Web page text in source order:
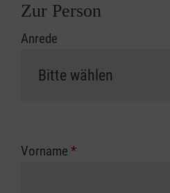
Zur Person
Anrede
Vorname *